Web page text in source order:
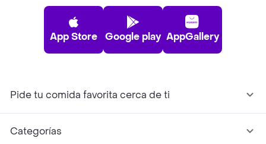
App Store Google play AppGallery
Pide tu comida favorita cerca de ti
Categorías